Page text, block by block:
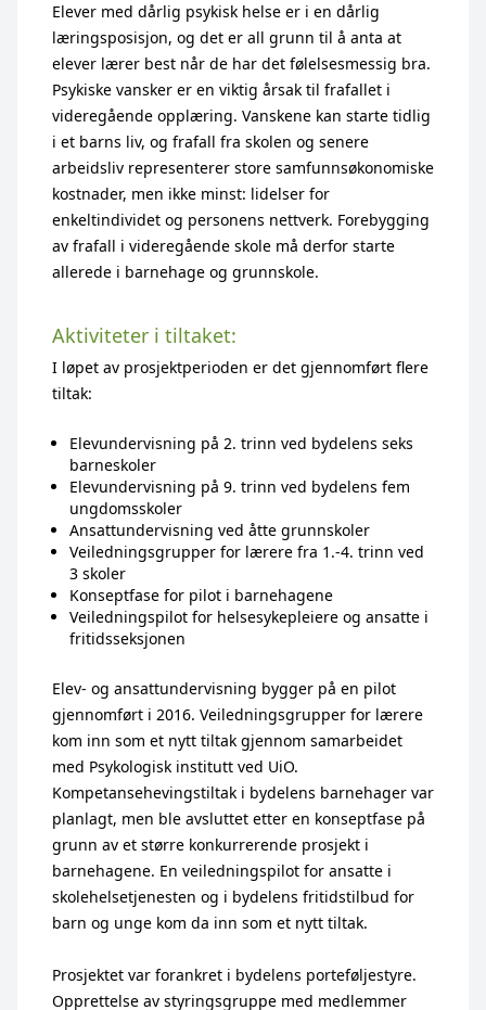
Elever med dårlig psykisk helse er i en dårlig
læringsposisjon, og det er all grunn til å anta at
elever lærer best når de har det følelsesmessig bra.
Psykiske vansker er en viktig årsak til frafallet i
videregående opplæring. Vanskene kan starte tidlig
i et barns liv, og frafall fra skolen og senere
arbeidsliv representerer store samfunnsøkonomiske
kostnader, men ikke minst: lidelser for
enkeltindividet og personens nettverk. Forebygging
av frafall i videregående skole må derfor starte
allerede i barnehage og grunnskole.
Aktiviteter i tiltaket:
I løpet av prosjektperioden er det gjennomført flere
tiltak:
Elevundervisning på 2. trinn ved bydelens seks
barneskoler
Elevundervisning på 9. trinn ved bydelens fem
ungdomsskoler
Ansattundervisning ved åtte grunnskoler
Veiledningsgrupper for lærere fra 1.-4. trinn ved
3 skoler
Konseptfase for pilot i barnehagene
Veiledningspilot for helsesykepleiere og ansatte i
fritidsseksjonen
Elev- og ansattundervisning bygger på en pilot
gjennomført i 2016. Veiledningsgrupper for lærere
kom inn som et nytt tiltak gjennom samarbeidet
med Psykologisk institutt ved UiO.
Kompetansehevingstiltak i bydelens barnehager var
planlagt, men ble avsluttet etter en konseptfase på
grunn av et større konkurrerende prosjekt i
barnehagene. En veiledningspilot for ansatte i
skolehelsetjenesten og i bydelens fritidstilbud for
barn og unge kom da inn som et nytt tiltak.
Prosjektet var forankret i bydelens porteføljestyre.
Opprettelse av styringsgruppe med medlemmer